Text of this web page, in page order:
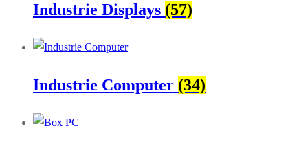
Industrie Displays (57)
Industrie Computer (34)